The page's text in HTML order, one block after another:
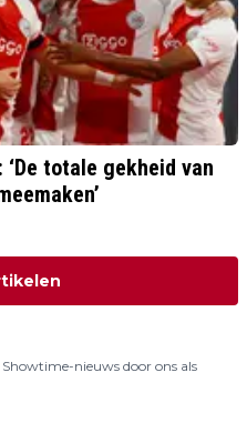
totale gekheid van
nieuws door ons als